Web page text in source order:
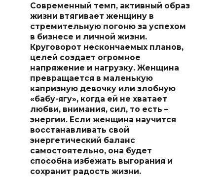
Современный темп, активный образ
жизни втягивает женщину в
стремительную погоню за успехом
в бизнесе и личной жизни.
Круговорот нескончаемых планов,
целей создает огромное
напряжение и нагрузку. Женщина
превращается в маленькую
капризную девочку или злобную
«бабу-ягу», когда ей не хватает
любви, внимания, сил, то есть –
энергии. Если женщина научится
восстанавливать свой
энергетический баланс
самостоятельно, она будет
способна избежать выгорания и
сохранит радость жизни.